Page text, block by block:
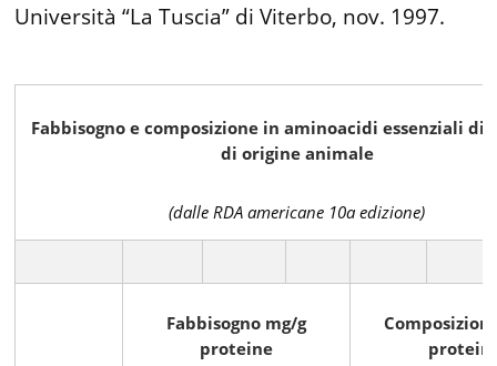
Università “La Tuscia” di Viterbo, nov. 1997.
Fabbisogno e composizione in aminoacidi essenziali di
di origine animale
(dalle RDA americane 10a edizione)
Fabbisogno mg/g
proteine